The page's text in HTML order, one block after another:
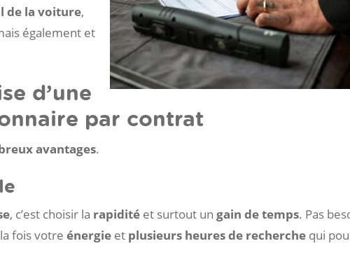
de la voiture,
également et
d’une
par contrat
avantages.
, c’est choisir la rapidité et surtout un gain de temps. Pas
fois votre énergie et plusieurs heures de recherche qui